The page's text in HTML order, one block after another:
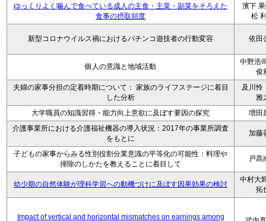
ゆっくりよく噛んで食べている成人の主食・主菜・副菜をそろえた
食事の摂取頻度
濱下
松
新型コロナウイルス禍におけるパチンコ遊技者の行動変容 依田
個人の意識と地域活動
中野浩
俊
夫婦の家事分担の定着時期について： 家族のライフステージに着目
した分析
及川怜
雅
大学職員の知識習得・能力向上意欲に及ぼす要因の探究
増田
介護事業所における介護福祉機器の導入状況：2017年の事業所調査
をもとに
加藤
子どもの家事からみる性別役割分業意識の平等化の可能性：料理や
掃除のしかたを教えることに着目して
戸髙
幼少期の自然体験が理科学習への動機づけに及ぼす因果効果の検討
中村大
拓
Impact of vertical and horizontal mismatches on earnings among